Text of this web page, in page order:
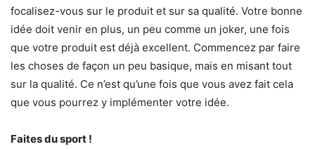
focalisez-vous sur le produit et sur sa qualité. Votre bonne
idée doit venir en plus, un peu comme un joker, une fois
que votre produit est déjà excellent. Commencez par faire
les choses de façon un peu basique, mais en misant tout
sur la qualité. Ce n’est qu’une fois que vous avez fait cela
que vous pourrez y implémenter votre idée.
Faites du sport !